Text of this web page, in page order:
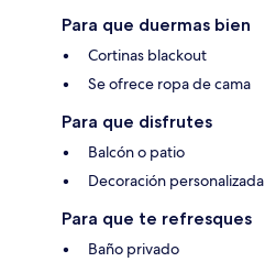
Para que duermas bien
Cortinas blackout
Se ofrece ropa de cama
Para que disfrutes
Balcón o patio
Decoración personalizada
Para que te refresques
Baño privado